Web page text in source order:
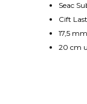
Seac
Cift
17,5 mm
20 cm